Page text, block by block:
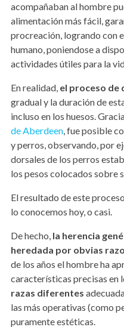
acompañaban al hombre
alimentación más fácil,
procreación, logrando con
humano, poniendose a
actividades útiles para la
En realidad, el proceso de
gradual y la duración de
incluso en los huesos.
de Aberdeen, fue posible
y perros, observando, por
dorsales de los perros
los pesos colocados sobre
El resultado de este
lo conocemos hoy, o casi.
De hecho, la herencia
heredada por obvias
de los años el hombre ha
características precisas en
razas diferentes
las más operativas (como
puramente estéticas.